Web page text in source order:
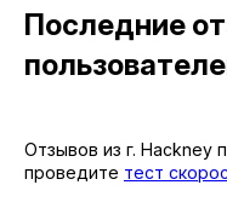
Последние
Отзывов из г. Hackney
проведите тест